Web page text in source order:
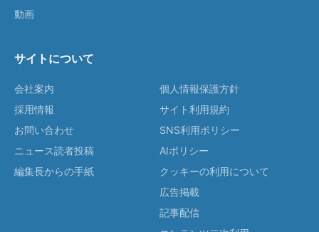
動画
サイトについて
会社案内
採用情報
お問い合わせ
ニュース読者投稿
編集長からの手紙
個人情報保護方針
サイト利用規約
SNS利用ポリシー
AIポリシー
クッキーの利用について
広告掲載
記事配信